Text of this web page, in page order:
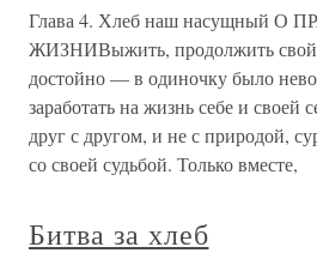
Глава 4. Хлеб наш насущный О
ЖИЗНИВыжить, продолжить свой
достойно — в одиночку было
заработать на жизнь себе и своей
друг с другом, и не с природой,
со своей судьбой. Только вместе,
Битва за хлеб